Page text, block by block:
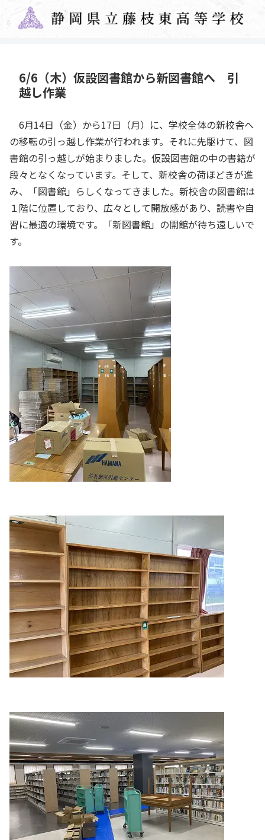
6/6（木）仮設図書館から新図書館へ 引
越し作業
6月14日（金）から17日（月）に、学校全体の新校舎へ
の移転の引っ越し作業が行われます。それに先駆けて、図
書館の引っ越しが始まりました。仮設図書館の中の書籍が
段々となくなっています。そして、新校舎の荷ほどきが進
み、「図書館」らしくなってきました。新校舎の図書館は
１階に位置しており、広々として開放感があり、読書や自
習に最適の環境です。「新図書館」の開館が待ち遠しいで
す。